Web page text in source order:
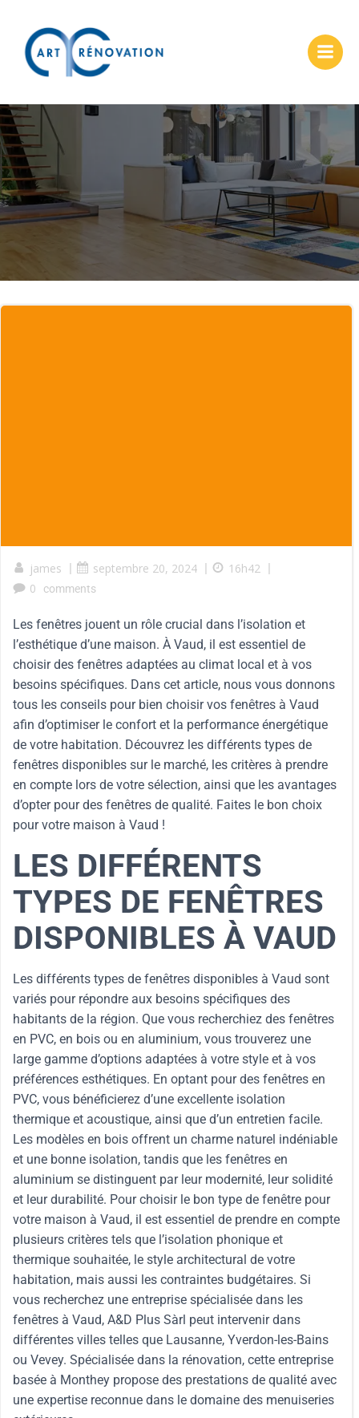
james | septembre 20, 2024 | 16h42 |
0
comments
Les fenêtres jouent un rôle crucial dans l’isolation et
l’esthétique d’une maison. À Vaud, il est essentiel de
choisir des fenêtres adaptées au climat local et à vos
besoins spécifiques. Dans cet article, nous vous donnons
tous les conseils pour bien choisir vos fenêtres à Vaud
afin d’optimiser le confort et la performance énergétique
de votre habitation. Découvrez les différents types de
fenêtres disponibles sur le marché, les critères à prendre
en compte lors de votre sélection, ainsi que les avantages
d’opter pour des fenêtres de qualité. Faites le bon choix
pour votre maison à Vaud !
LES DIFFÉRENTS
TYPES DE FENÊTRES
DISPONIBLES À VAUD
Les différents types de fenêtres disponibles à Vaud sont
variés pour répondre aux besoins spécifiques des
habitants de la région. Que vous recherchiez des fenêtres
en PVC, en bois ou en aluminium, vous trouverez une
large gamme d’options adaptées à votre style et à vos
préférences esthétiques. En optant pour des fenêtres en
PVC, vous bénéficierez d’une excellente isolation
thermique et acoustique, ainsi que d’un entretien facile.
Les modèles en bois offrent un charme naturel indéniable
et une bonne isolation, tandis que les fenêtres en
aluminium se distinguent par leur modernité, leur solidité
et leur durabilité. Pour choisir le bon type de fenêtre pour
votre maison à Vaud, il est essentiel de prendre en compte
plusieurs critères tels que l’isolation phonique et
thermique souhaitée, le style architectural de votre
habitation, mais aussi les contraintes budgétaires. Si
vous recherchez une entreprise spécialisée dans les
fenêtres à Vaud, A&D Plus Sàrl peut intervenir dans
différentes villes telles que Lausanne, Yverdon-les-Bains
ou Vevey. Spécialisée dans la rénovation, cette entreprise
basée à Monthey propose des prestations de qualité avec
une expertise reconnue dans le domaine des menuiseries